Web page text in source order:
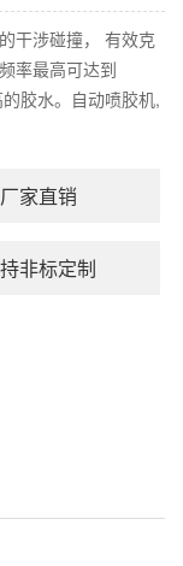
干涉碰撞， 有效克
率最高可达到
胶水。自动喷胶机,
厂家直销
非标定制